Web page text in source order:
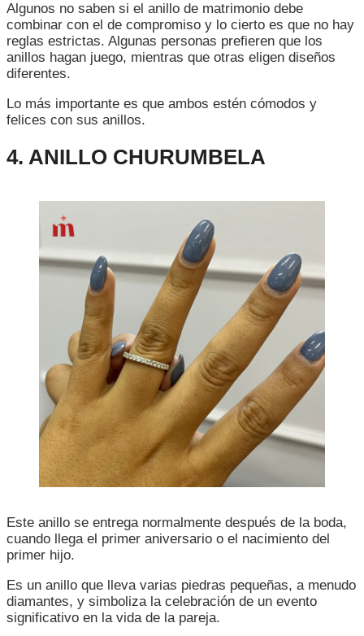
Algunos no saben si el anillo de matrimonio debe
combinar con el de compromiso y lo cierto es que no hay
reglas estrictas. Algunas personas prefieren que los
anillos hagan juego, mientras que otras eligen diseños
diferentes.
Lo más importante es que ambos estén cómodos y
felices con sus anillos.
4. ANILLO CHURUMBELA
Este anillo se entrega normalmente después de la boda,
cuando llega el primer aniversario o el nacimiento del
primer hijo.
Es un anillo que lleva varias piedras pequeñas, a menudo
diamantes, y simboliza la celebración de un evento
significativo en la vida de la pareja.